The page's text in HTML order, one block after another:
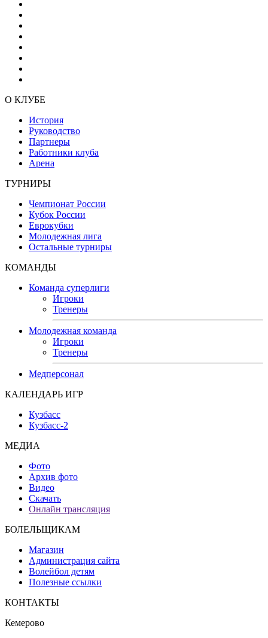
О КЛУБЕ
История
Руководство
Партнеры
Работники клуба
Арена
ТУРНИРЫ
Чемпионат России
Кубок России
Еврокубки
Молодежная лига
Остальные турниры
КОМАНДЫ
Команда суперлиги
Игроки
Тренеры
Молодежная команда
Игроки
Тренеры
Медперсонал
КАЛЕНДАРЬ ИГР
Кузбасс
Кузбасс-2
МЕДИА
Фото
Архив фото
Видео
Скачать
Онлайн трансляция
БОЛЕЛЬЩИКАМ
Магазин
Администрация сайта
Волейбол детям
Полезные ссылки
КОНТАКТЫ
Кемерово